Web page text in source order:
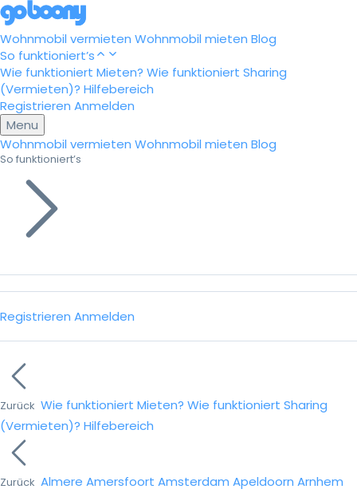
Wohnmobil vermieten Wohnmobil mieten Blog
So funktioniert’s
Wie funktioniert Mieten? Wie funktioniert Sharing
(Vermieten)? Hilfebereich
Registrieren Anmelden
Menu
Wohnmobil vermieten Wohnmobil mieten Blog
So funktioniert’s
Registrieren Anmelden
Zurück Wie funktioniert Mieten? Wie funktioniert Sharing
(Vermieten)? Hilfebereich
Zurück Almere Amersfoort Amsterdam Apeldoorn Arnhem